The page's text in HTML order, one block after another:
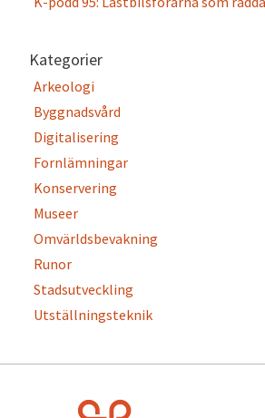
Kategorier
Arkeologi
Byggnadsvård
Digitalisering
Fornlämningar
Konservering
Museer
Omvärldsbevakning
Runor
Stadsutveckling
Utställningsteknik